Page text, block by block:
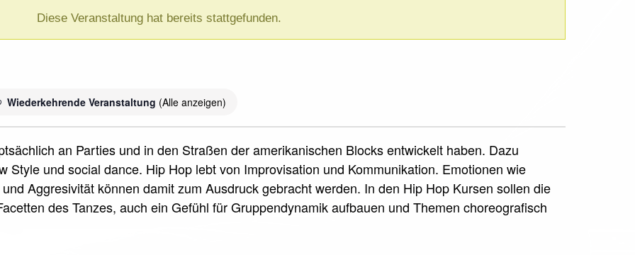
Diese Veranstaltung hat bereits stattgefunden.
Wiederkehrende Veranstaltung (Alle anzeigen)
an Parties und in den Straßen der amerikanischen Blocks entwickelt haben. Dazu
Style und social dance. Hip Hop lebt von Improvisation und Kommunikation. Emotionen wie
Aggresivität können damit zum Ausdruck gebracht werden. In den Hip Hop Kursen sollen die
des Tanzes, auch ein Gefühl für Gruppendynamik aufbauen und Themen choreografisch